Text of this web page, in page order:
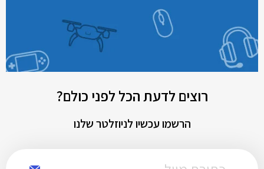
רוצים לדעת הכל לפני כולם?
הרשמו עכשיו לניוזלטר שלנו